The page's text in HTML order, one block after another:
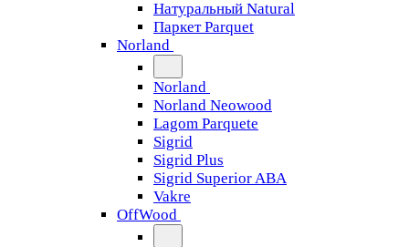
Натуральный Natural
Паркет Parquet
Norland
Norland
Norland Neowood
Lagom Parquete
Sigrid
Sigrid Plus
Sigrid Superior ABA
Vakre
OffWood